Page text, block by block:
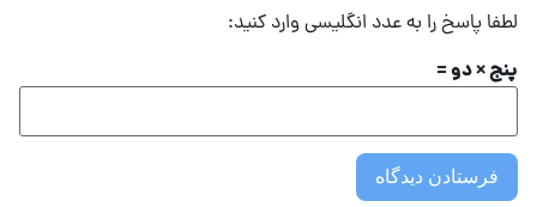
لطفا پاسخ را به عدد انگلیسی وارد کنید:
پنج × دو =